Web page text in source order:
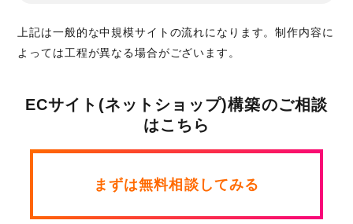
上記は一般的な中規模サイトの流れになります。制作内容に
よっては工程が異なる場合がございます。
ECサイト(ネットショップ)構築のご相談
はこちら
まずは無料相談してみる